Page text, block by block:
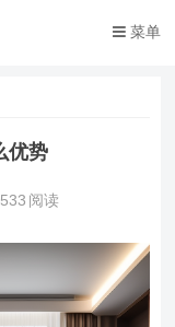
菜单
优势
533 阅读